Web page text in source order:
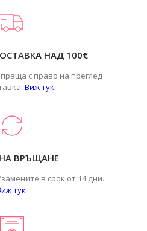
НАД 100€
с право на преглед
Виж тук.
ВРЪЩАНЕ
в срок от 14 дни.
тук.